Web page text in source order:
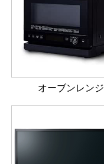
オーブンレンジ